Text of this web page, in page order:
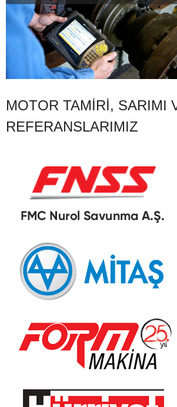
MOTOR TAMIRI, SARIMI
REFERANSLARIMIZ